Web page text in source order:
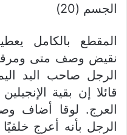
الجسم (20)
المقطع بالكامل
نقيض وصف متى
الرجل صاحب اليد
قائلا إن بقية
العرج. لوقا
الرجل بأنه أعرج